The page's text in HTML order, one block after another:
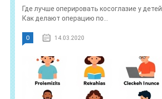
Где лучше оперировать косоглазие у детей
Как делают операцию по...
0 14.03.2020